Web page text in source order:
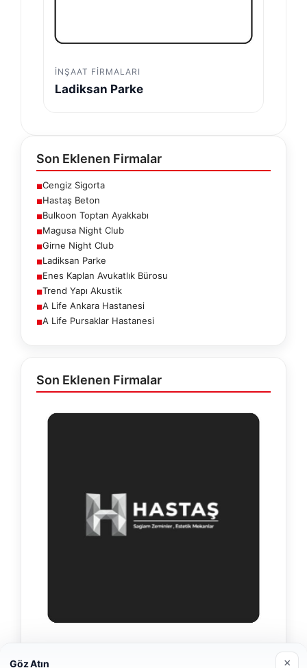
İNŞAAT FIRMALARI
Ladiksan Parke
Son Eklenen Firmalar
■Cengiz Sigorta
■Hastaş Beton
■Bulkoon Toptan Ayakkabı
■Magusa Night Club
■Girne Night Club
■Ladiksan Parke
■Enes Kaplan Avukatlık Bürosu
■Trend Yapı Akustik
■A Life Ankara Hastanesi
■A Life Pursaklar Hastanesi
Son Eklenen Firmalar
Göz Atın ×